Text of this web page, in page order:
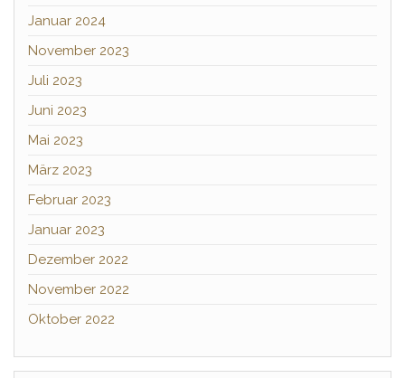
Januar 2024
November 2023
Juli 2023
Juni 2023
Mai 2023
März 2023
Februar 2023
Januar 2023
Dezember 2022
November 2022
Oktober 2022